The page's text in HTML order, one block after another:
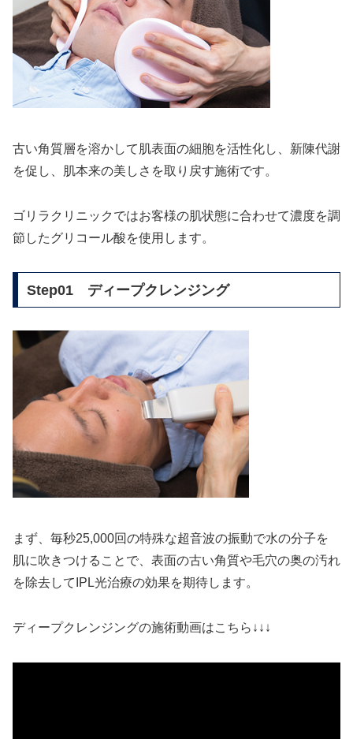
古い角質層を溶かして肌表面の細胞を活性化し、新陳代謝
を促し、肌本来の美しさを取り戻す施術です。
ゴリラクリニックではお客様の肌状態に合わせて濃度を調
節したグリコール酸を使用します。
Step01 ディープクレンジング
まず、毎秒25,000回の特殊な超音波の振動で水の分子を
肌に吹きつけることで、表面の古い角質や毛穴の奥の汚れ
を除去してIPL光治療の効果を期待します。
ディープクレンジングの施術動画はこちら↓↓↓